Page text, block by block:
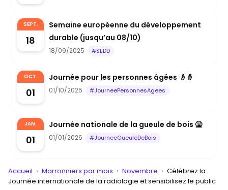
SEPT.
18
Semaine européenne du développement
durable (jusqu’au 08/10)
18/09/2025 #SEDD
OCT.
01
Journée pour les personnes âgées 👴👵
01/10/2025 #JourneePersonnesAgees
JAN.
01
Journée nationale de la gueule de bois 🤮
01/01/2026 #JourneeGueuleDeBois
Accueil › Marronniers par mois › Novembre › Célébrez la
Journée internationale de la radiologie et sensibilisez le public